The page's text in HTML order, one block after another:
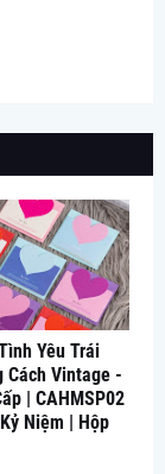
Yêu Trái
Cách Vintage -
| CAHMSP02
Niệm | Hộp